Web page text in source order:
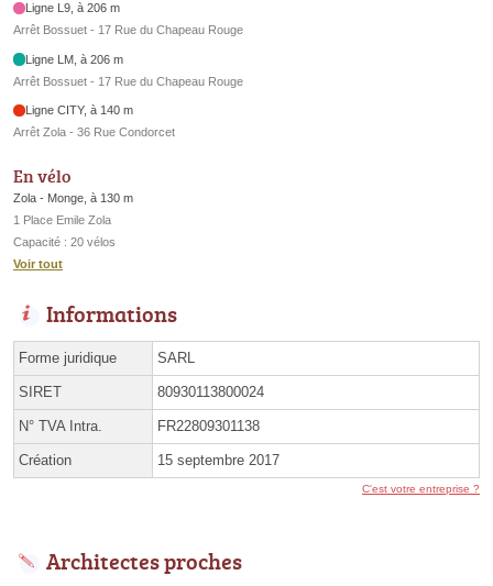
Ligne L9, à 206 m
Arrêt Bossuet - 17 Rue du Chapeau Rouge
Ligne LM, à 206 m
Arrêt Bossuet - 17 Rue du Chapeau Rouge
Ligne CITY, à 140 m
Arrêt Zola - 36 Rue Condorcet
En vélo
Zola - Monge, à 130 m
1 Place Emile Zola
Capacité : 20 vélos
Voir tout
Informations
Forme juridique SARL
SIRET 80930113800024
N° TVA Intra. FR22809301138
Création 15 septembre 2017
C'est votre entreprise ?
Architectes proches